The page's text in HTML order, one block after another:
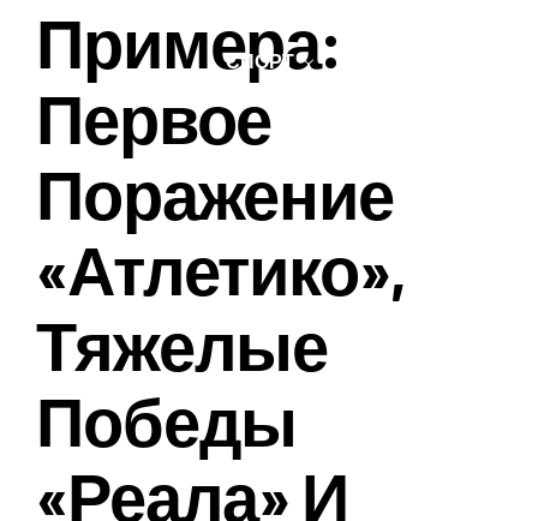
СПОРТ
Примера:
Первое
Поражение
«Атлетико»,
Тяжелые
Победы
«Реала» И